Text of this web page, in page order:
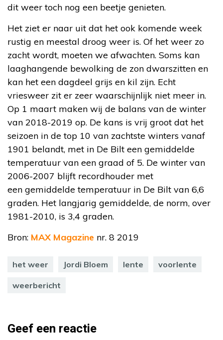
dit weer toch nog een beetje genieten.
Het ziet er naar uit dat het ook komende week
rustig en meestal droog weer is. Of het weer zo
zacht wordt, moeten we afwachten. Soms kan
laaghangende bewolking de zon dwarszitten en
kan het een dagdeel grijs en kil zijn. Echt
vriesweer zit er zeer waarschijnlijk niet meer in.
Op 1 maart maken wij de balans van de winter
van 2018-2019 op. De kans is vrij groot dat het
seizoen in de top 10 van zachtste winters vanaf
1901 belandt, met in De Bilt een gemiddelde
temperatuur van een graad of 5. De winter van
2006-2007 blijft recordhouder met
een gemiddelde temperatuur in De Bilt van 6,6
graden. Het langjarig gemiddelde, de norm, over
1981-2010, is 3,4 graden.
Bron: MAX Magazine nr. 8 2019
het weer Jordi Bloem lente voorlente
weerbericht
Geef een reactie